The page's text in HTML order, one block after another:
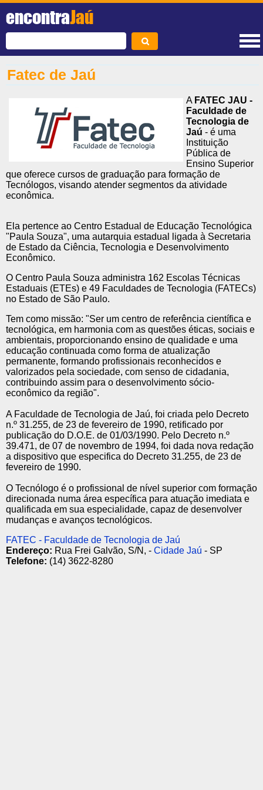
encontraJaú
Fatec de Jaú
A FATEC JAU -
Faculdade de
Tecnologia de
Jaú - é uma
Instituição
Pública de
Ensino Superior
que oferece cursos de graduação para formação de
Tecnólogos, visando atender segmentos da atividade
econômica.
Ela pertence ao Centro Estadual de Educação Tecnológica
"Paula Souza", uma autarquia estadual ligada à Secretaria
de Estado da Ciência, Tecnologia e Desenvolvimento
Econômico.
O Centro Paula Souza administra 162 Escolas Técnicas
Estaduais (ETEs) e 49 Faculdades de Tecnologia (FATECs)
no Estado de São Paulo.
Tem como missão: "Ser um centro de referência científica e
tecnológica, em harmonia com as questões éticas, sociais e
ambientais, proporcionando ensino de qualidade e uma
educação continuada como forma de atualização
permanente, formando profissionais reconhecidos e
valorizados pela sociedade, com senso de cidadania,
contribuindo assim para o desenvolvimento sócio-
econômico da região".
A Faculdade de Tecnologia de Jaú, foi criada pelo Decreto
n.º 31.255, de 23 de fevereiro de 1990, retificado por
publicação do D.O.E. de 01/03/1990. Pelo Decreto n.º
39.471, de 07 de novembro de 1994, foi dada nova redação
a dispositivo que especifica do Decreto 31.255, de 23 de
fevereiro de 1990.
O Tecnólogo é o profissional de nível superior com formação
direcionada numa área específica para atuação imediata e
qualificada em sua especialidade, capaz de desenvolver
mudanças e avanços tecnológicos.
FATEC - Faculdade de Tecnologia de Jaú
Endereço: Rua Frei Galvão, S/N, - Cidade Jaú - SP
Telefone: (14) 3622-8280